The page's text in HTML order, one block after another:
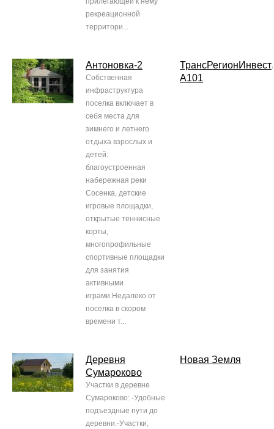
рекреационной
территори...
Антоновка-2
Собственная
инфраструктура
поселка включает в
себя места для
зимнего и летнего
отдыха взрослых и
детей:
благоустроенная
набережная реки
Сосенка, детские
игровые площадки,
открытые теннисные
корты,
многопрофильные
спортивные площадки
для занятия
активными
играми.Недалеко от
поселка в скором
времени т...
ТрансРегионИнвест,
А101
Деревня
Сумароково
Участки в деревне
Сумароково: -Удобные
подъездные пути до
деревни.-Участки,
Новая Земля